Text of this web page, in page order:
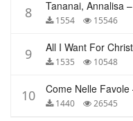
8 1554 15546
9 1535 10548
10 1440 26545